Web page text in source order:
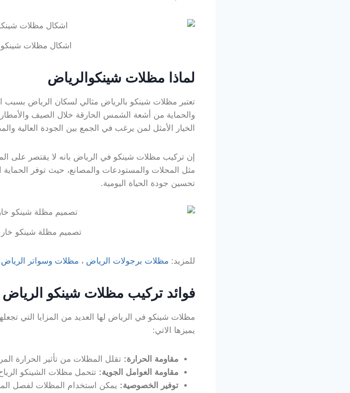
اشكال مظلات شينكو
لماذا مظلات شينكوالرياض
تعتبر مظلات شينكو بالرياض مثالي لسكان الرياض بسبب
والحماية من أشعة الشمس الحارقة خلال الصيف والأمطار
الخيار الأمثل لمن يرغب في الجمع بين الجودة العالية
إن تركيب مظلات شينكو في الرياض بانه لا يقتصر على
مثل المحلات والمستودعات والمصانع، حيث توفر الحماية
تحسين جودة الحياة اليومية.
تصميم مظلة شينكو
للمزيد: مظلات برجولات الرياض ، مظلات وسواتر الرياض
فوائد تركيب مظلات شينكو الرياض
مظلات شينكو في الرياض لها العديد من المزايا التي
يميزها الاتي:
مقاومة الحرارة: تقلل المظلات من تأثير الحرارة
مقاومة العوامل الجوية: تتحمل مظلات الشينكو
توفير الخصوصية: يمكن استخدام المظلات لفصل